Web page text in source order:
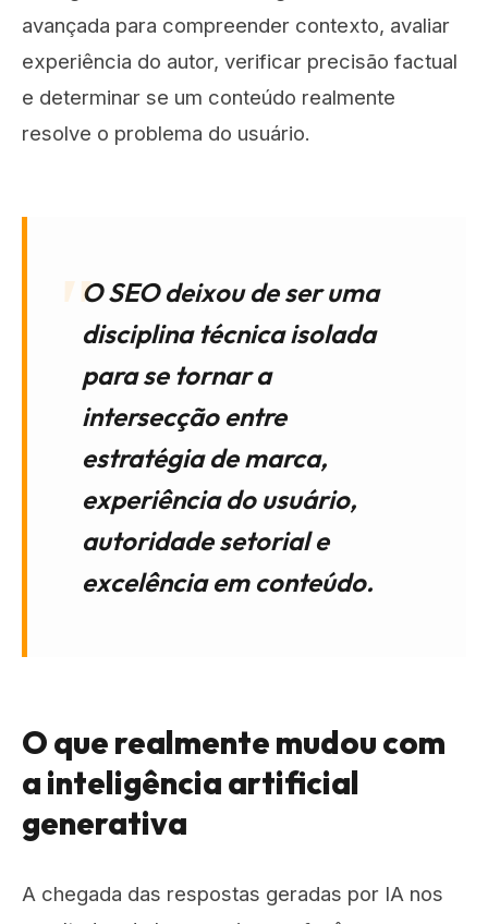
avançada para compreender contexto, avaliar
experiência do autor, verificar precisão factual
e determinar se um conteúdo realmente
resolve o problema do usuário.
O SEO deixou de ser uma
disciplina técnica isolada
para se tornar a
intersecção entre
estratégia de marca,
experiência do usuário,
autoridade setorial e
excelência em conteúdo.
O que realmente mudou com
a inteligência artificial
generativa
A chegada das respostas geradas por IA nos